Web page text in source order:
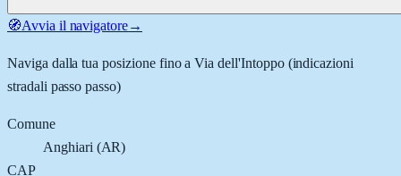
🧭Avvia il navigatore→
Naviga dalla tua posizione fino aVia dell'Intoppo(indicazioni
stradali passo passo)
Comune
Anghiari (AR)
CAP